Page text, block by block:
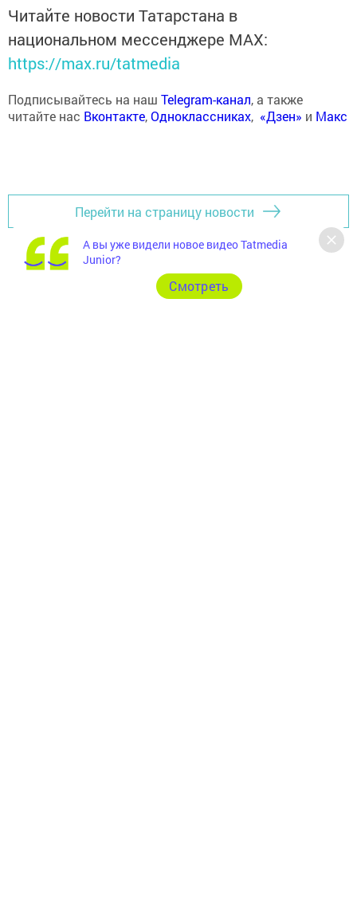
Читайте новости Татарстана в
национальном мессенджере MАХ:
https://max.ru/tatmedia
Подписывайтесь на наш Telegram-канал, а также
читайте нас Вконтакте,Одноклассниках, «Дзен» и Макс
Перейти на страницу новости
А вы уже видели новое видео Tatmedia
Junior?
Cмотреть